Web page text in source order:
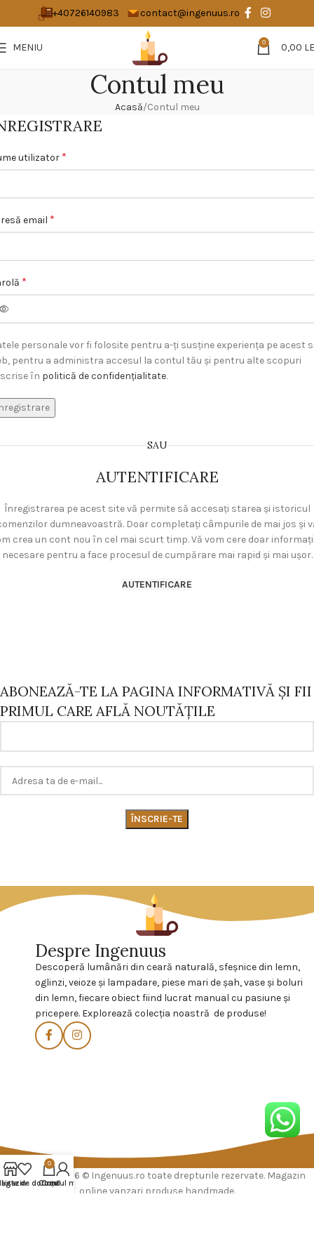
+40726140983 contact@ingenuus.ro
MENIU 0 0,00
Contul meu
Acasă Contul meu
utilizator *
email *
*
personale vor fi folosite pentru a-ți susține experiența pe acest
pentru a administra accesul la contul tău și pentru alte scopuri
în politică de confidențialitate.
SAU
AUTENTIFICARE
Înregistrarea pe acest site vă permite să accesați starea și istoricul
dumneavoastră. Doar completați câmpurile de mai jos și
crea un cont nou în cel mai scurt timp. Vă vom cere doar
necesare pentru a face procesul de cumpărare mai rapid și mai ușor.
AUTENTIFICARE
ABONEAZĂ-TE LA PAGINA INFORMATIVĂ ŞI FII
PRIMUL CARE AFLĂ NOUTĂŢILE
Despre Ingenuus
Descoperă lumânări din ceară naturală, sfeşnice din lemn,
oglinzi, veioze și lampadare, piese mari de șah, vase și boluri
din lemn, fiecare obiect fiind lucrat manual cu pasiune și
pricepere. Explorează colecția noastră de produse!
Copyright 2026 © Ingenuus.ro toate drepturile rezervate. Magazin
online vanzari produse handmade.
Lista de dorințe
0
Cosul
Contul meu